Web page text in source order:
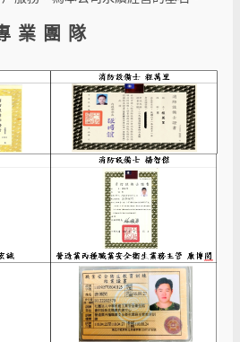
業 團 隊